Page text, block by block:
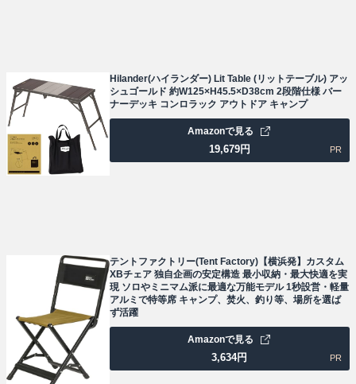
Hilander(ハイランダー) Lit Table (リットテーブル) アッ
シュゴールド 約W125×H45.5×D38cm 2段階仕様 バー
ナーデッキ コンロラック アウトドア キャンプ
19,679円
Amazonで見る
PR
テントファクトリー(Tent Factory)【横浜発】カスタム
XBチェア 独自企画の安定構造 最小収納・最大快適を実
現 ソロやミニマム派に最適な万能モデル 1秒設営・軽量
アルミで特等席 キャンプ、焚火、釣り等、場所を選ば
ず活躍
3,634円
Amazonで見る
PR